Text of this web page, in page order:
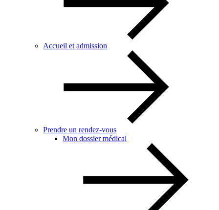
Accueil et admission
Prendre un rendez-vous
Mon dossier médical